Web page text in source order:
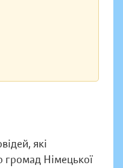
які
громад Німецької